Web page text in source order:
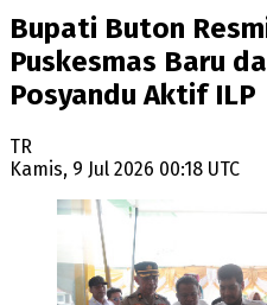
Bupati Buton
Puskesmas Baru
Posyandu Aktif ILP
TR
Kamis, 9 Jul 2026 00:18 UTC